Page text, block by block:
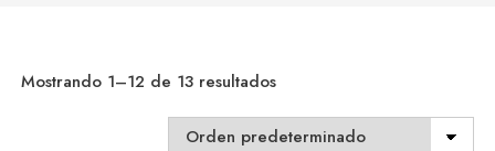
Mostrando 1–12 de 13 resultados